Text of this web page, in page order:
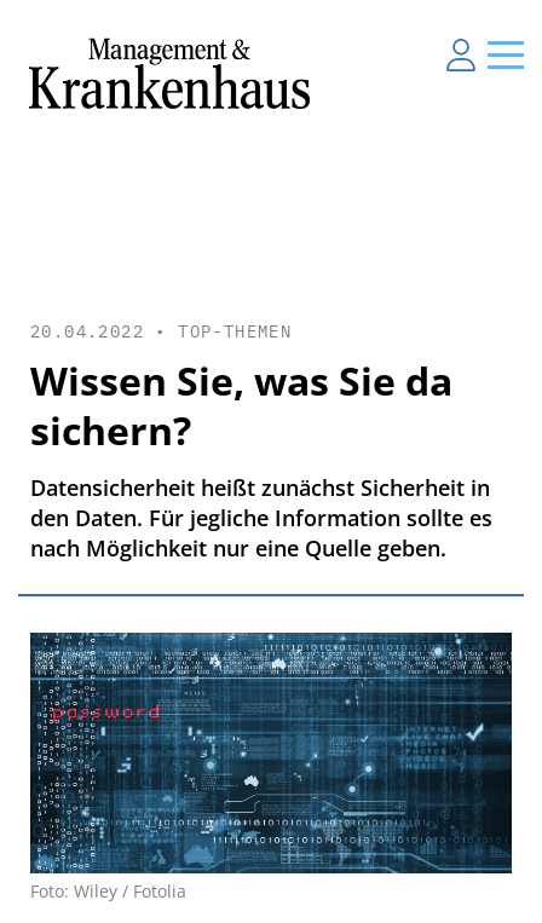
20.04.2022 •TOP-THEMEN
Wissen Sie, was Sie da
sichern?
Datensicherheit heißt zunächst Sicherheit in
den Daten. Für jegliche Information sollte es
nach Möglichkeit nur eine Quelle geben.
Foto: Wiley / Fotolia